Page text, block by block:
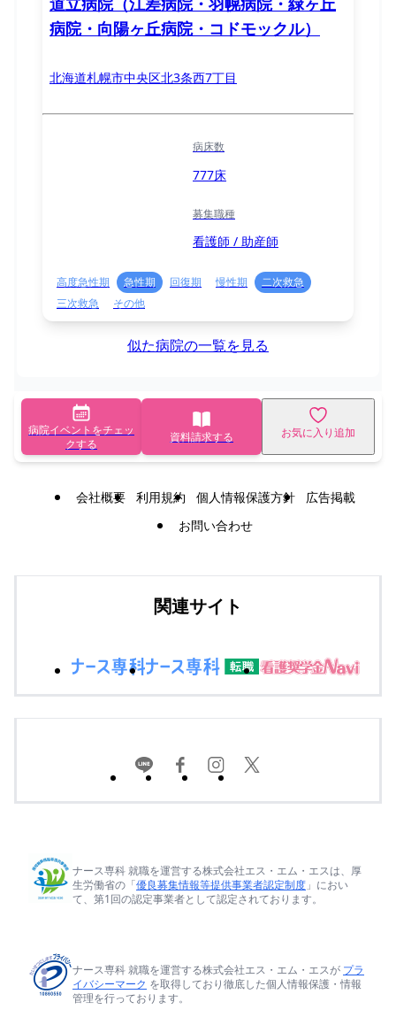
病院・向陽ヶ丘病院・コドモックル）
北海道札幌市中央区北3条西7丁目
病床数
777床
募集職種
看護師 / 助産師
高度急性期 急性期 回復期 慢性期
二次救急
三次救急
その他
似た病院の一覧を見る
病院イベントをチェッ
クする
資料請求する お気に入り追加
会社概要 利用規約 個人情報保護方針
広告掲載
お問い合わせ
関連サイト
ナース専科 就職を運営する株式会社エス・エム・エスは、厚
生労働省の「優良募集情報等提供事業者認定制度 」におい
て、第1回の認定事業者として認定されております。
ナース専科 就職を運営する株式会社エス・エム・エスが プラ
イバシーマーク を取得しており徹底した個人情報保護・情報
管理を行っております。